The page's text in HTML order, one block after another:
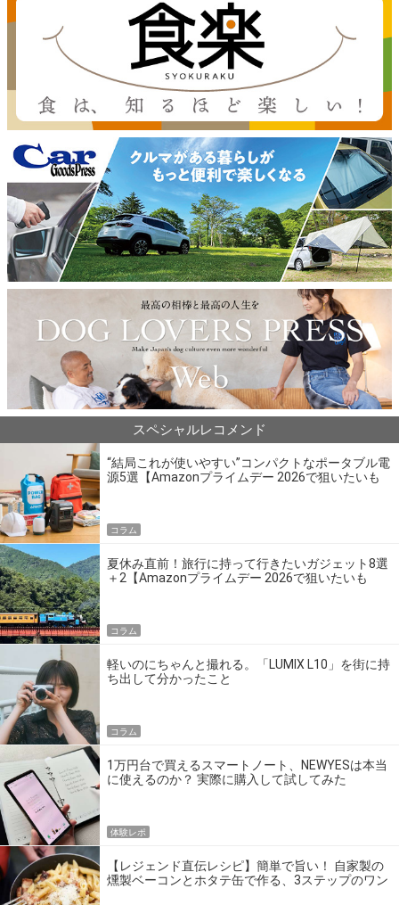
スペシャルレコメンド
“結局これが使いやすい”コンパクトなポータブル電
源5選【Amazonプライムデー 2026で狙いたいも
コラム
夏休み直前！旅行に持って行きたいガジェット8選
＋2【Amazonプライムデー 2026で狙いたいも
コラム
軽いのにちゃんと撮れる。「LUMIX L10」を街に持
ち出して分かったこと
コラム
1万円台で買えるスマートノート、NEWYESは本当
に使えるのか？ 実際に購入して試してみた
体験レポ
【レジェンド直伝レシピ】簡単で旨い！ 自家製の
燻製ベーコンとホタテ缶で作る、3ステップのワン